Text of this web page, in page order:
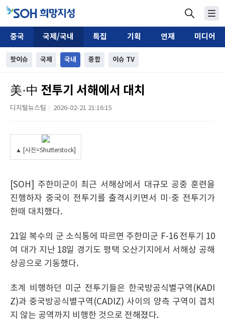
중국 국제/국내 특집 기획 연재 미디어
핫이슈 국제 국내 종합 이슈 TV
美·中 전투기 서해에서 대치
디지털뉴스팀 2026-02-21 21:16:15
▲ [사진=Shutterstock]
[SOH] 주한미군이 최근 서해상에서 대규모 공중 훈련을
진행하자 중국이 전투기를 출격시키면서 미·중 전투기가
한때 대치했다.
21일 복수의 군 소식통에 따르면 주한미군 F-16 전투기 10
여 대가 지난 18일 경기도 평택 오산기지에서 서해상 공해
상공으로 기동했다.
초계 비행하던 미군 전투기들은 한국방공식별구역(KADI
Z)과 중국방공식별구역(CADIZ) 사이의 양측 구역이 겹치
지 않는 공역까지 비행한 것으로 전해졌다.